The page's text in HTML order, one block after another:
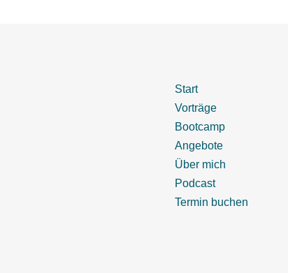
Start
Vorträge
Bootcamp
Angebote
Über mich
Podcast
Termin buchen